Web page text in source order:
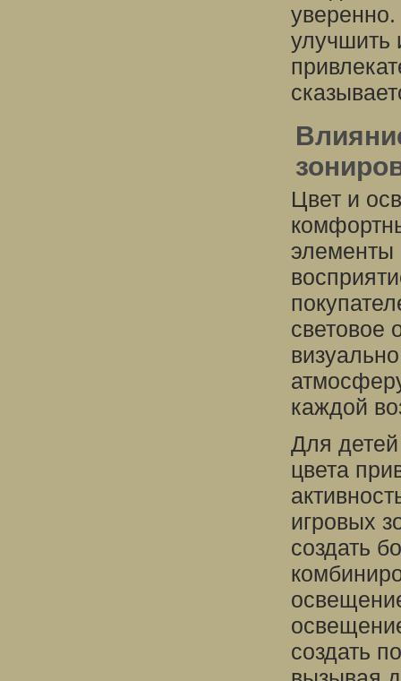
уверенно.
улучшить
Цвет и
элементы
световое
каждой
Для
цвета
игровых
создать
создать